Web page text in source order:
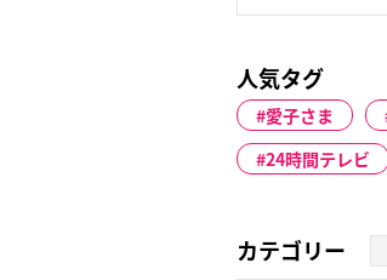
人気タグ
愛子さま
24時間テレビ
カテゴリー